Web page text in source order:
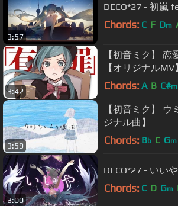
3:57
DECO*27 - 初嵐
Chords: C F Dm
3:42
【初音ミク】 恋
【オリジナルMV】
Chords: A B C#m
3:59
【初音ミク】 ウ
ジナル曲】
Chords: Bb C Gm
3:00
DECO*27 - いい
Chords: C D Gm